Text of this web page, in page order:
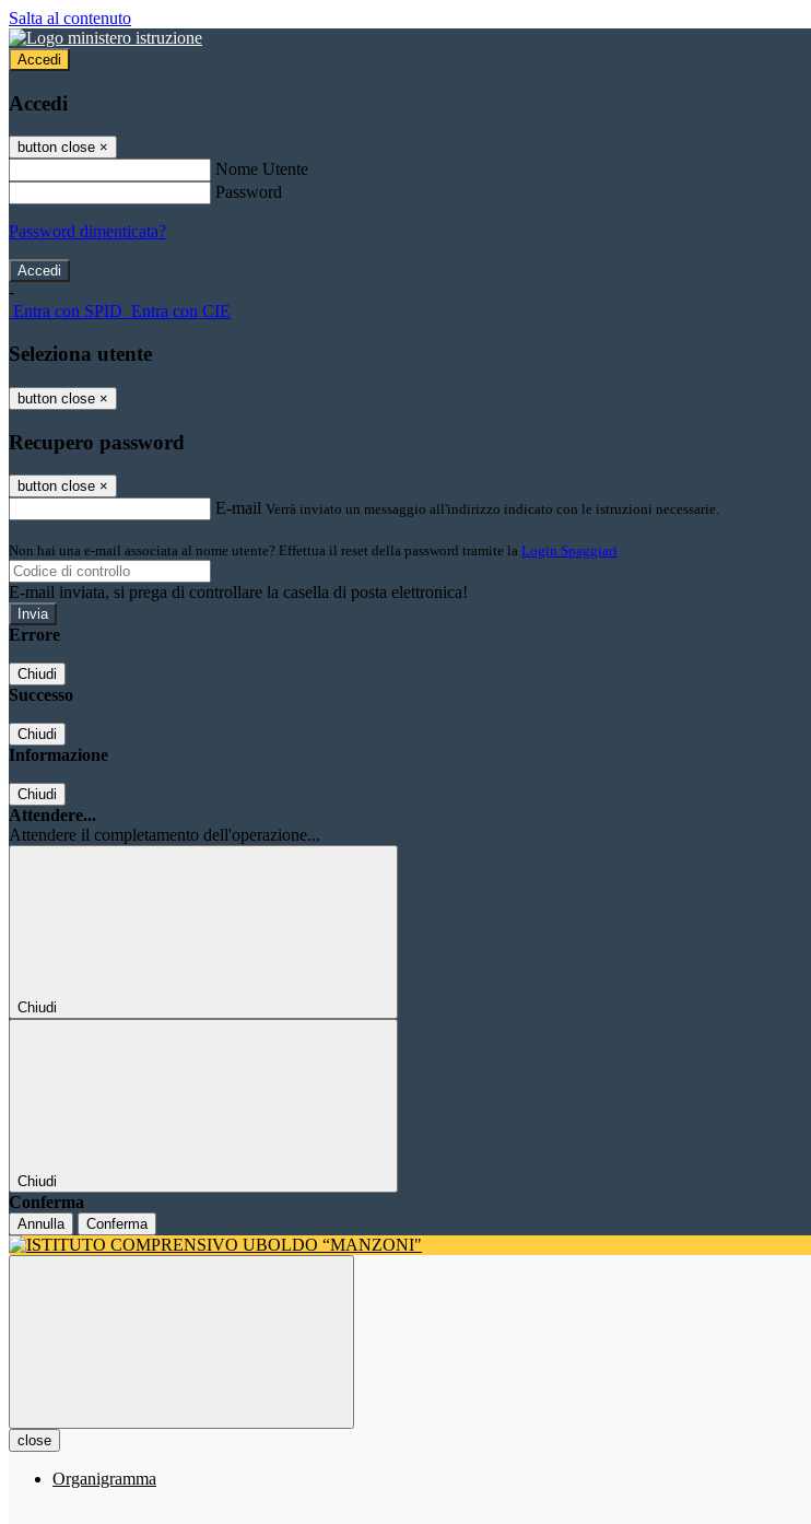
Salta al contenuto
Accedi
Accedi
button close ×
Nome Utente
Password
Password dimenticata?
-
Entra con SPID Entra con CIE
Seleziona utente
button close ×
Recupero password
button close ×
E-mail Verrà inviato un messaggio all'indirizzo indicato con le istruzioni necessarie.
Non hai una e-mail associata al nome utente? Effettua il reset della password tramite la Login Spaggiari
E-mail inviata, si prega di controllare la casella di posta elettronica!
Errore
Chiudi
Successo
Chiudi
Informazione
Chiudi
Attendere...
Attendere il completamento dell'operazione...
Chiudi
Chiudi
Conferma
Annulla Conferma
close
Organigramma